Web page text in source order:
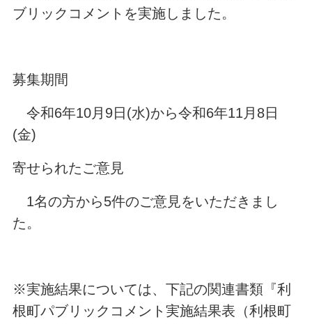
ブリックコメントを実施しました。
募集期間
令和6年10月9日(水)から令和6年11月8日
(金)
寄せられたご意見
1名の方から5件のご意見をいただきまし
た。
※実施結果については、下記の関連書類『利
根町パブリックコメント実施結果表（利根町